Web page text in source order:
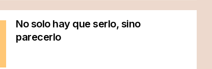
No solo hay que serlo, sino
parecerlo